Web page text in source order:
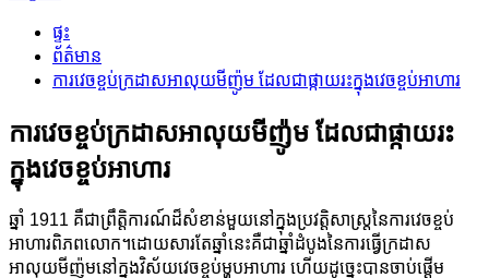
ផ្ទះ
ព័ត៌មាន
ការវេចខ្ចប់ក្រដាសអាលុយមីញ៉ូម ដែលជាផ្កាយរះក្នុងវេចខ្ចប់អាហារ
ការវេចខ្ចប់ក្រដាសអាលុយមីញ៉ូម ដែលជាផ្កាយរះ
ក្នុងវេចខ្ចប់អាហារ
ឆ្នាំ 1911 គឺជាព្រឹត្តិការណ៍ដ៏សំខាន់មួយនៅក្នុងប្រវត្តិសាស្ត្រនៃការវេចខ្ចប់
អាហារពិភពលោក។ដោយសារតែឆ្នាំនេះគឺជាឆ្នាំដំបូងនៃការធ្វើក្រដាស
អាលុយមីញ៉ូមនៅក្នុងវិស័យវេចខ្ចប់ម្ហូបអាហារ ហើយដូច្នេះបានចាប់ផ្តើម